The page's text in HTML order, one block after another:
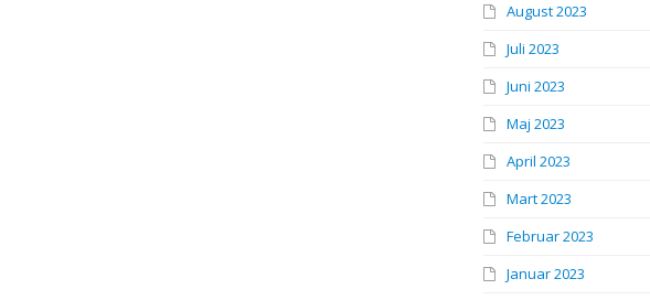
August 2023
Juli 2023
Juni 2023
Maj 2023
April 2023
Mart 2023
Februar 2023
Januar 2023